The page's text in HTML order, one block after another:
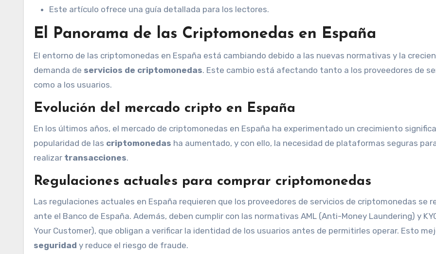
Este artículo ofrece una guía detallada para los lectores.
El Panorama de las Criptomonedas en España
El entorno de las criptomonedas en España está cambiando debido a las nuevas normativas y la
demanda de servicios de criptomonedas. Este cambio está afectando tanto a los proveedores de
como a los usuarios.
Evolución del mercado cripto en España
En los últimos años, el mercado de criptomonedas en España ha experimentado un crecimiento
popularidad de las criptomonedas ha aumentado, y con ello, la necesidad de plataformas seguras
realizar transacciones.
Regulaciones actuales para comprar criptomonedas
Las regulaciones actuales en España requieren que los proveedores de servicios de criptomonedas se
ante el Banco de España. Además, deben cumplir con las normativas AML (Anti-Money Laundering) y
Your Customer), que obligan a verificar la identidad de los usuarios antes de permitirles operar. Esto
seguridad y reduce el riesgo de fraude.